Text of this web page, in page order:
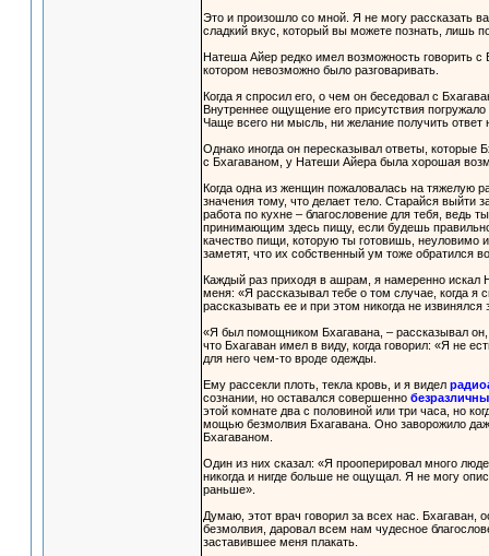
Это и произошло со мной. Я не могу рассказать
сладкий вкус, который вы можете познать, лишь
Натеша Айер редко имел возможность говорить с
котором невозможно было разговаривать.
Когда я спросил его, о чем он беседовал с
Внутреннее ощущение его присутствия
Чаще всего ни мысль, ни желание получить
Однако иногда он пересказывал ответы, которые
с Бхагаваном, у Натеши Айера была хорошая
Когда одна из женщин пожаловалась на тяжелую
значения тому, что делает тело. Старайся
работа по кухне – благословение для тебя,
принимающим здесь пищу, если будешь
качество пищи, которую ты готовишь,
заметят, что их собственный ум тоже обратился
Каждый раз приходя в ашрам, я намеренно
меня: «Я рассказывал тебе о том случае, когда я
рассказывать ее и при этом никогда не
«Я был помощником Бхагавана, – рассказывал
что Бхагаван имел в виду, когда говорил: «Я не
для него чем-то вроде одежды.
Ему рассекли плоть, текла кровь, и я видел
сознании, но оставался совершенно
этой комнате два с половиной или три часа, но
мощью безмолвия Бхагавана. Оно заворожило
Бхагаваном.
Один из них сказал: «Я прооперировал много
никогда и нигде больше не ощущал. Я не могу
раньше».
Думаю, этот врач говорил за всех нас.
безмолвия, даровал всем нам чудесное
заставившее меня плакать.